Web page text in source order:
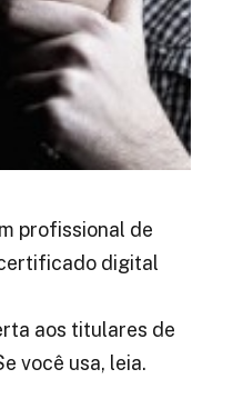
profissional de
digital
aos titulares de
você usa, leia.